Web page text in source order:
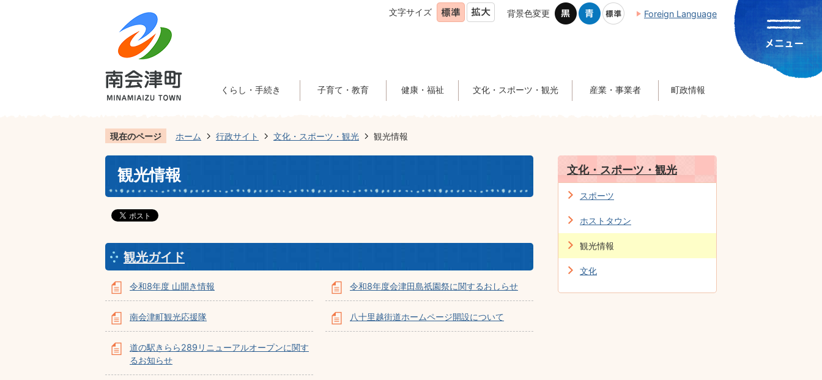
文字サイズ 背景色変更 Foreign Language
くらし・手続き 子育て・教育 健康・福祉 文化・スポーツ・観光 産業・事業者 町政情報
現在のページ ホーム 行政サイト 文化・スポーツ・観光 観光情報
観光情報
観光ガイド
令和8年度 山開き情報 令和8年度会津田島祇園祭に関するおしらせ
南会津町観光応援隊 八十里越街道ホームページ開設について
道の駅きらら289リニューアルオープンに関す
るお知らせ
文化・スポーツ・観光
スポーツ
ホストタウン
観光情報
文化